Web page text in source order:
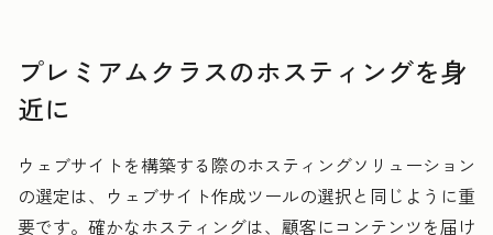
プレミアムクラスのホスティングを身
近に
ウェブサイトを構築する際のホスティングソリューション
の選定は、ウェブサイト作成ツールの選択と同じように重
要です。確かなホスティングは、顧客にコンテンツを届け